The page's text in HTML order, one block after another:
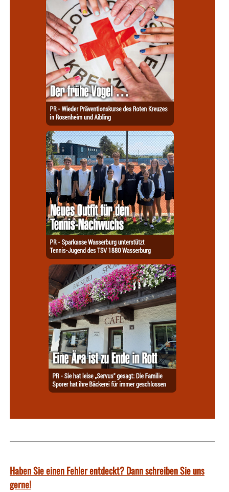
Haben Sie einen Fehler entdeckt? Dann schreiben Sie uns
gerne!